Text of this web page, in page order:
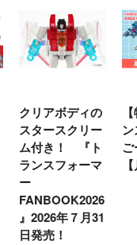
クリアボディの
スタースクリー
ム付き！ 『ト
ランスフォーマ
ー
FANBOOK2026
』2026年７月31
日発売！